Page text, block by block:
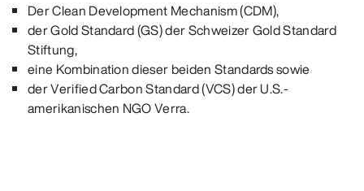
Der Clean Development Mechanism (CDM),
der Gold Standard (GS) der Schweizer Gold Standard
Stiftung,
eine Kombination dieser beiden Standards sowie
der Verified Carbon Standard (VCS) der U.S.-
amerikanischen NGO Verra.